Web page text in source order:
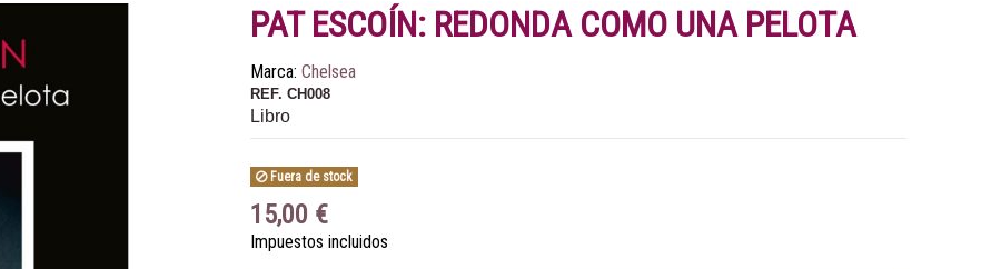
PAT ESCOÍN: REDONDA COMO UNA PELOTA
Marca: Chelsea
REF. CH008
Libro
Fuera de stock
15,00 €
Impuestos incluidos